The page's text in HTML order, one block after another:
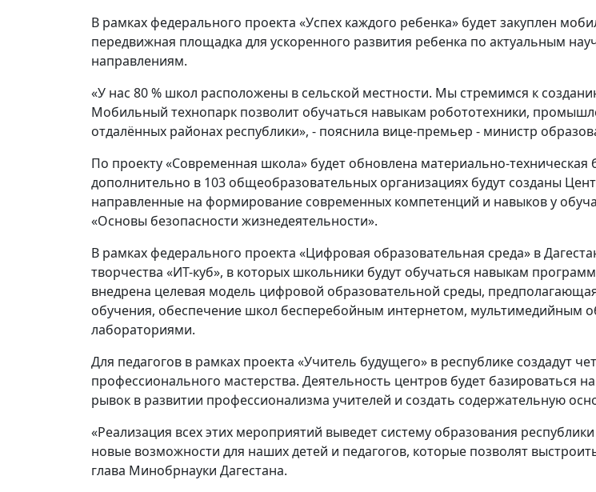
В рамках федерального проекта «Успех каждого ребенка» будет закуплен
передвижная площадка для ускоренного развития ребенка по актуальным
направлениям.
«У нас 80 % школ расположены в сельской местности. Мы стремимся к
Мобильный технопарк позволит обучаться навыкам робототехники,
отдалённых районах республики», - пояснила вице-премьер - министр
По проекту «Современная школа» будет обновлена материально-
дополнительно в 103 общеобразовательных организациях будут созданы
направленные на формирование современных компетенций и навыков у
«Основы безопасности жизнедеятельности».
В рамках федерального проекта «Цифровая образовательная среда» в
творчества «ИТ-куб», в которых школьники будут обучаться навыкам
внедрена целевая модель цифровой образовательной среды,
обучения, обеспечение школ бесперебойным интернетом, мультимедийным
лабораториями.
Для педагогов в рамках проекта «Учитель будущего» в республике
профессионального мастерства. Деятельность центров будет базироваться
рывок в развитии профессионализма учителей и создать содержательную
«Реализация всех этих мероприятий выведет систему образования
новые возможности для наших детей и педагогов, которые позволят
глава Минобрнауки Дагестана.